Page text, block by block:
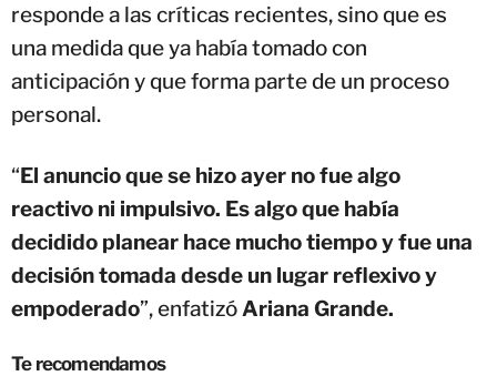
responde a las críticas recientes, sino que es
una medida que ya había tomado con
anticipación y que forma parte de un proceso
personal.
“El anuncio que se hizo ayer no fue algo
reactivo ni impulsivo. Es algo que había
decidido planear hace mucho tiempo y fue una
decisión tomada desde un lugar reflexivo y
empoderado”, enfatizóAriana Grande.
Te recomendamos